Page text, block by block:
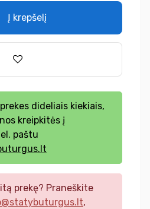
Į krepšelį
dideliais kiekiais,
kreipkitės į
paštu
prekę? Praneškite
,